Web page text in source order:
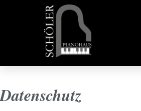
Datenschutz